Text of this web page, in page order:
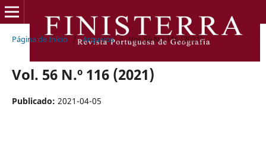
Página de Início / Arquivos / Vol. 56 N.º 116 (2021)
Vol. 56 N.º 116 (2021)
Publicado: 2021-04-05